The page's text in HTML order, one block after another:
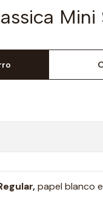
Mini
papel blanco